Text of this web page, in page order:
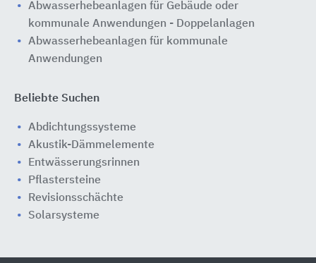
Abwasserhebeanlagen für Gebäude oder
kommunale Anwendungen - Doppelanlagen
Abwasserhebeanlagen für kommunale
Anwendungen
Beliebte Suchen
Abdichtungssysteme
Akustik-Dämmelemente
Entwässerungsrinnen
Pflastersteine
Revisionsschächte
Solarsysteme